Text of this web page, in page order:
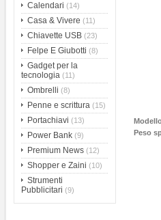
Peso
Calendari (14)
Casa & Vivere (11)
Chiavette USB(23)
Felpe E Giubotti (8)
Gadget per la
tecnologia (11)
Ombrelli (8)
Penne e scrittura (15)
Portachiavi (13)
Power Bank(9)
Premium News(12)
Shopper e Zaini (10)
Strumenti
Pubblicitari (9)